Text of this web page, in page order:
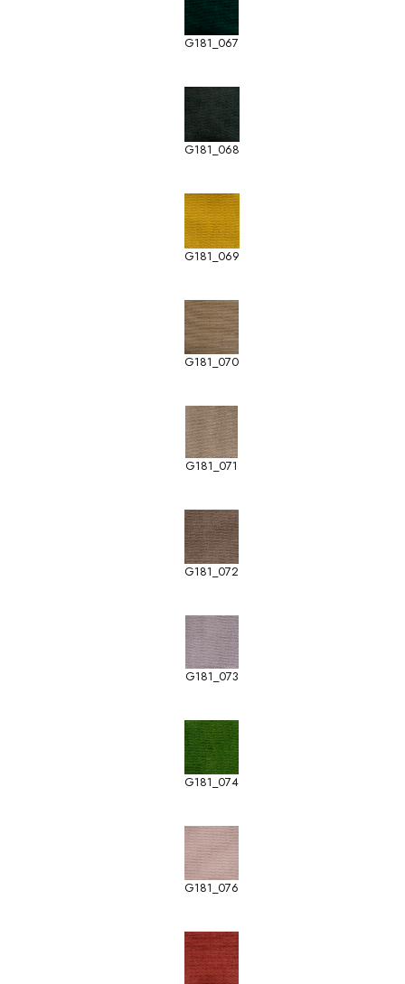
G181_067
G181_068
G181_069
G181_070
G181_071
G181_072
G181_073
G181_074
G181_076